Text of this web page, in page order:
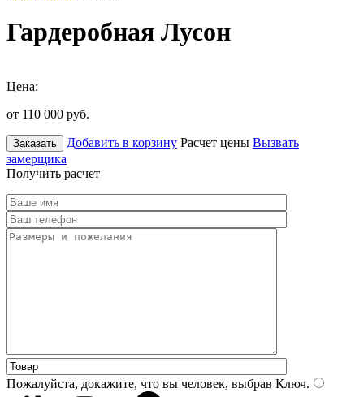
Гардеробная Лусон
Цена:
от 110 000 руб.
Заказать Добавить в корзину Расчет цены Вызвать
замерщика
Получить расчет
Пожалуйста, докажите, что вы человек, выбрав Ключ.